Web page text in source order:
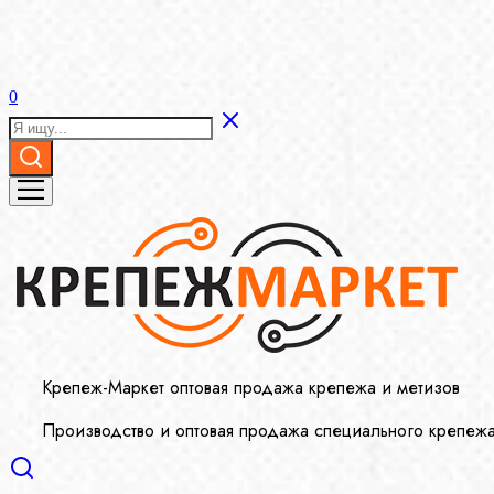
0
Крепеж-Маркет оптовая продажа крепежа и метизов
Производство и оптовая продажа специального